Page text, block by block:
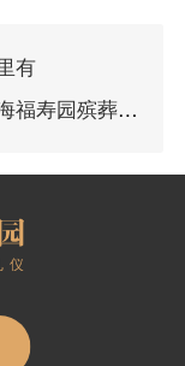
有
寿园殡葬服务